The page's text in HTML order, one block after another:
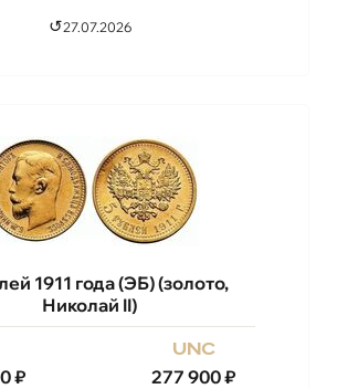
↺27.07.2026
1911 года (ЭБ) (золото,
Николай II)
₽
unc
277 900₽